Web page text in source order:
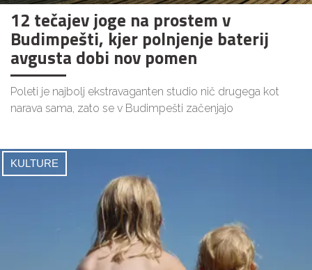
12 tečajev joge na prostem v
Budimpešti, kjer polnjenje baterij
avgusta dobi nov pomen
Poleti je najbolj ekstravaganten studio nič drugega kot
narava sama, zato se v Budimpešti začenjajo
KULTURE